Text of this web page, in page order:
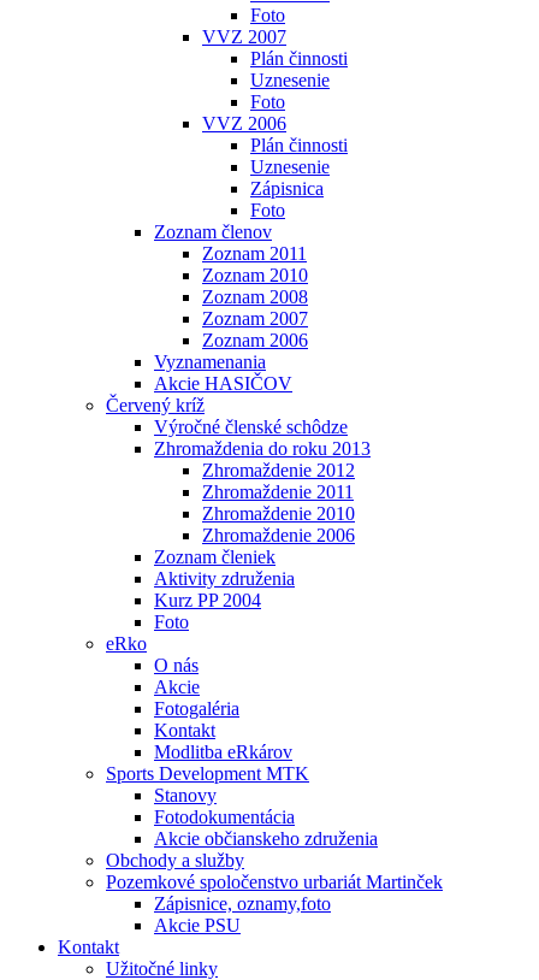
Foto
VVZ 2007
Plán činnosti
Uznesenie
Foto
VVZ 2006
Plán činnosti
Uznesenie
Zápisnica
Foto
Zoznam členov
Zoznam 2011
Zoznam 2010
Zoznam 2008
Zoznam 2007
Zoznam 2006
Vyznamenania
Akcie HASIČOV
Červený kríž
Výročné členské schôdze
Zhromaždenia do roku 2013
Zhromaždenie 2012
Zhromaždenie 2011
Zhromaždenie 2010
Zhromaždenie 2006
Zoznam členiek
Aktivity združenia
Kurz PP 2004
Foto
eRko
O nás
Akcie
Fotogaléria
Kontakt
Modlitba eRkárov
Sports Development MTK
Stanovy
Fotodokumentácia
Akcie občianskeho združenia
Obchody a služby
Pozemkové spoločenstvo urbariát Martinček
Zápisnice, oznamy,foto
Akcie PSU
Kontakt
Užitočné linky